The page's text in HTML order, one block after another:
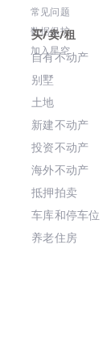
常见问题
数据保护
​加入星空
买/卖/租
自有不动产
别墅
土地
新建不动产
投资不动产
海外不动产
抵押拍卖
车库和停车位
养老住房